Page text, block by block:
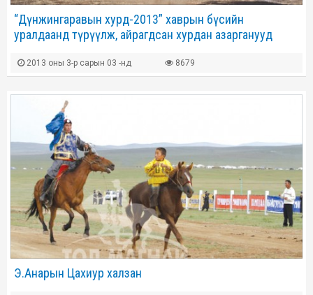
“Дүнжингаравын хурд-2013” хаврын бүсийн
уралдаанд түрүүлж, айрагдсан хурдан азарганууд
2013 оны 3-р сарын 03 -нд 8679
Э.Анарын Цахиур халзан